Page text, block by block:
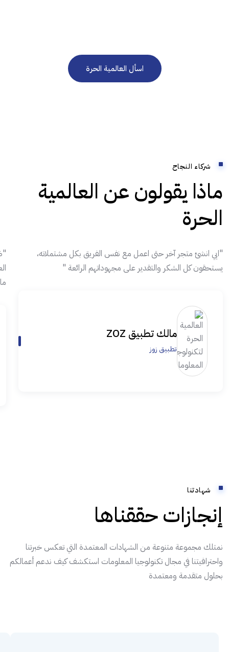
اسأل العالمية الحرة
شركاء النجاح
ماذا يقولون عن العالمية
الحرة
"ابي انشئ متجر آخر حتى اعمل مع نفس الفريق بكل مشتملاته،
يستحقون كل الشكر والتقدير على مجهوداتهم الرائعة "
مالك تطبيق ZOZ
تطبيق زوز
شهادتنا
إنجازات حققناها
نمتلك مجموعة متنوعة من الشهادات المعتمدة التي تعكس خبرتنا
واحترافيتنا في مجال تكنولوجيا المعلومات استكشف كيف ندعم أعمالكم
بحلول متقدمة ومعتمدة